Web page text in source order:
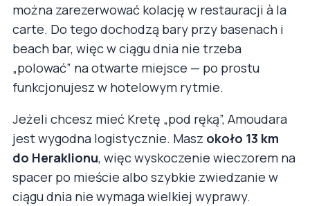
można zarezerwować kolację w restauracji à la
carte. Do tego dochodzą bary przy basenach i
beach bar, więc w ciągu dnia nie trzeba
„polować” na otwarte miejsce — po prostu
funkcjonujesz w hotelowym rytmie.
Jeżeli chcesz mieć Kretę „pod ręką”, Amoudara
jest wygodna logistycznie. Masz około 13 km
do Heraklionu, więc wyskoczenie wieczorem na
spacer po mieście albo szybkie zwiedzanie w
ciągu dnia nie wymaga wielkiej wyprawy.